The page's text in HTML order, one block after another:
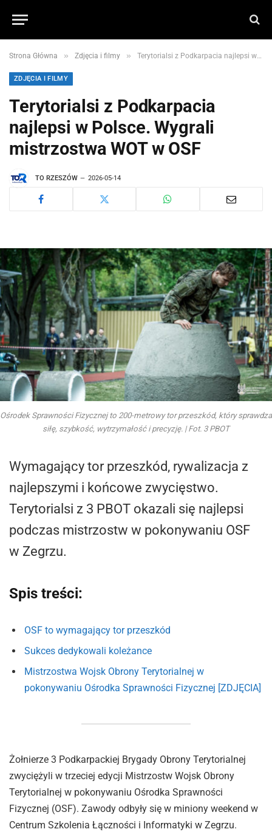
Strona Główna » Zdjęcia i filmy » Terytorialsi z Podkarpacia najlepsi w Polsce. Wygrali mistrzostwa WOT w OSF
ZDJĘCIA I FILMY
Terytorialsi z Podkarpacia
najlepsi w Polsce. Wygrali
mistrzostwa WOT w OSF
TO RZESZÓW 2026-05-14
Ośrodek Sprawności Fizycznej to 200-metrowy tor przeszkód, który sprawdza
siłę, szybkość, wytrzymałość i precyzję. | Fot. 3 PBOT
Wymagający tor przeszkód, rywalizacja z
najlepszymi i końcowe zwycięstwo.
Terytorialsi z 3 PBOT okazali się najlepsi
podczas mistrzostw w pokonywaniu OSF
w Zegrzu.
Spis treści:
OSF to wymagający tor przeszkód
Sukces dedykowali koleżance
Mistrzostwa Wojsk Obrony Terytorialnej w
pokonywaniu Ośrodka Sprawności Fizycznej [ZDJĘCIA]
Żołnierze 3 Podkarpackiej Brygady Obrony Terytorialnej
zwyciężyli w trzeciej edycji Mistrzostw Wojsk Obrony
Terytorialnej w pokonywaniu Ośrodka Sprawności
Fizycznej (OSF). Zawody odbyły się w miniony weekend w
Centrum Szkolenia Łączności i Informatyki w Zegrzu.